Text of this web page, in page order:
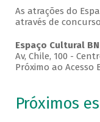
As atrações do
através de
Espaço Cultural
Av, Chile, 100 -
Próximo ao Acesso
Próximos